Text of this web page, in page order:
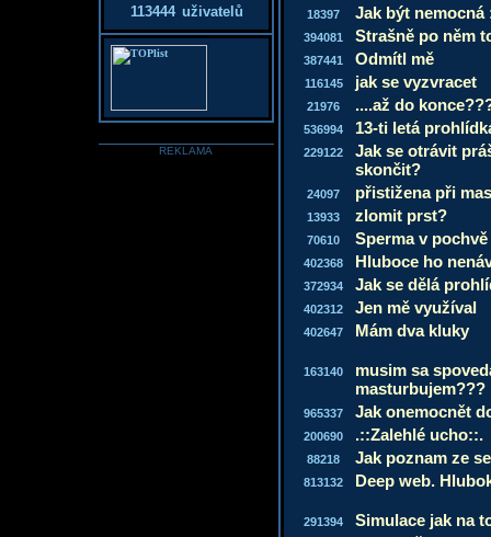
18397 Jak být nemocná
394081 Strašně po něm
387441 Odmítl mě
116145 jak se vyzvracet
21976 ....až do
536994 13-ti letá
229122
Jak se otrávit
skončit?
24097 přistižena při
13933 zlomit prst?
70610 Sperma v pochvě
402368 Hluboce ho
372934 Jak se dělá
402312 Jen mě využíval
402647 Mám dva kluky
163140
musim sa
masturbujem???
965337 Jak onemocnět
200690 .::Zalehlé ucho::.
88218 Jak poznam ze
813132 Deep web.
291394 Simulace jak na
113444 uživatelů
REKLAMA